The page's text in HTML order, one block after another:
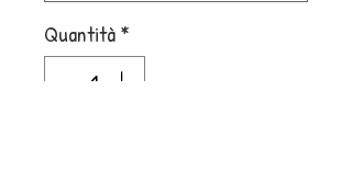
Quantità*